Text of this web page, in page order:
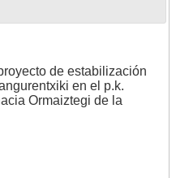
de estabilización
en el p.k.
Ormaiztegi de la